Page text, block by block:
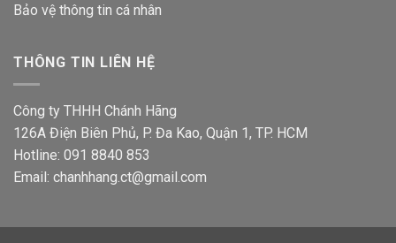
Bảo vệ thông tin cá nhân
THÔNG TIN LIÊN HỆ
Công ty THHH Chánh Hãng
126A Điện Biên Phủ, P. Đa Kao, Quận 1, TP. HCM
Hotline: 091 8840 853
Email: chanhhang.ct@gmail.com